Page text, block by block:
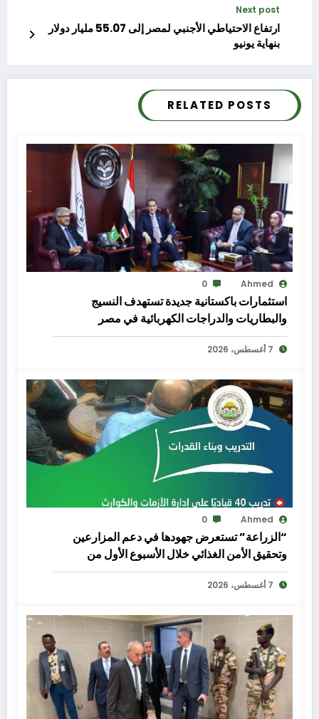
Next post
ارتفاع الاحتياطي الأجنبي لمصر إلى 55.07 مليار دولار
بنهاية يونيو
RELATED POSTS
Ahmed
0
استثمارات باكستانية جديدة تستهدف النسيج
والبطاريات والدراجات الكهربائية في مصر
7 أغسطس، 2026
Ahmed
0
“الزراعة” تستعرض جهودها في دعم المزارعين
وتحقيق الأمن الغذائي خلال الأسبوع الأول من
أغسطس الجاري
7 أغسطس، 2026